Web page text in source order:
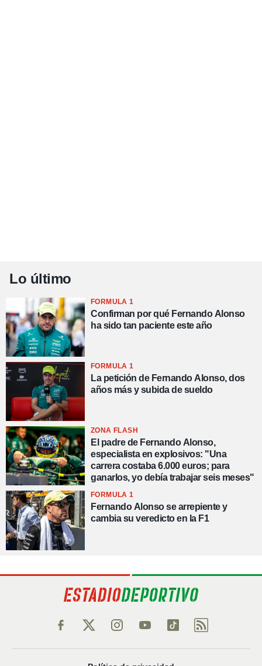
Lo último
FORMULA 1
Confirman por qué Fernando Alonso
ha sido tan paciente este año
FORMULA 1
La petición de Fernando Alonso, dos
años más y subida de sueldo
ZONA FLASH
El padre de Fernando Alonso,
especialista en explosivos: "Una
carrera costaba 6.000 euros; para
ganarlos, yo debía trabajar seis meses"
FORMULA 1
Fernando Alonso se arrepiente y
cambia su veredicto en la F1